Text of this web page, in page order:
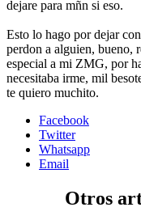
dejare para mñn si eso.
Esto lo hago por dejar
perdon a alguien, bueno,
especial a mi ZMG, por
necesitaba irme, mil
te quiero muchito.
Facebook
Twitter
Whatsapp
Email
Otros